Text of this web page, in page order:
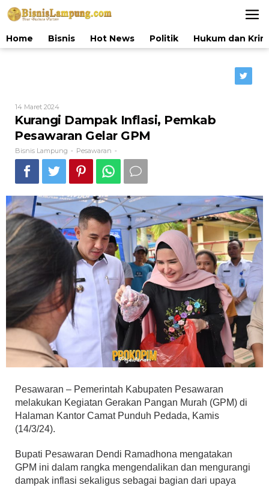
Lewati
ke
Home
Bisnis Hot News Politik Hukum dan
14 Maret 2024Oleh
Bisnis
Lampung
Kurangi Dampak Inflasi, Pemkab
Pesawaran Gelar GPM
Bisnis Lampung - Pesawaran -
Pesawaran – Pemerintah Kabupaten Pesawaran
melakukan Kegiatan Gerakan Pangan Murah (GPM) di
Halaman Kantor Camat Punduh Pedada, Kamis
(14/3/24).
Bupati Pesawaran Dendi Ramadhona mengatakan
GPM ini dalam rangka mengendalikan dan mengurangi
dampak inflasi sekaligus sebagai bagian dari upaya